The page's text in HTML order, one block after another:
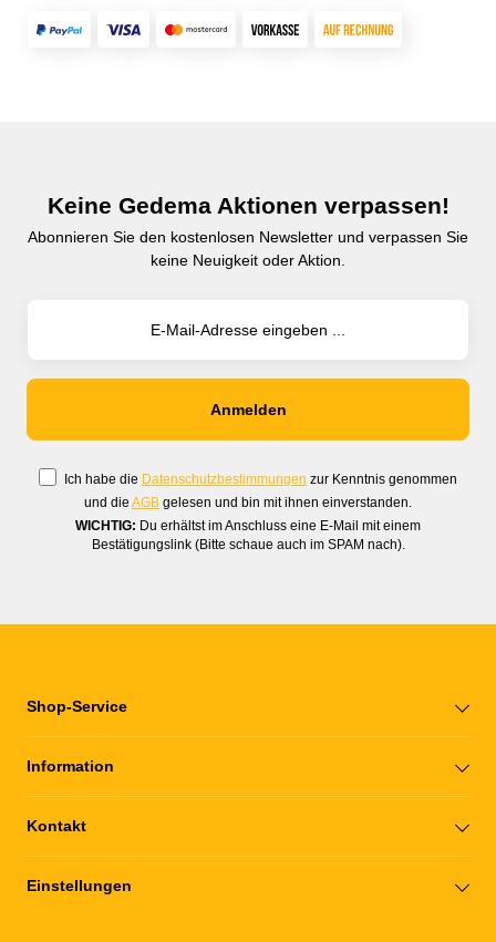
Keine Gedema Aktionen verpassen!
Abonnieren Sie den kostenlosen Newsletter und verpassen Sie
keine Neuigkeit oder Aktion.
Ich habe die Datenschutzbestimmungen zur Kenntnis genommen
und die AGB gelesen und bin mit ihnen einverstanden.
WICHTIG: Du erhältst im Anschluss eine E-Mail mit einem
Bestätigungslink (Bitte schaue auch im SPAM nach).
Shop-Service
Information
Kontakt
Einstellungen